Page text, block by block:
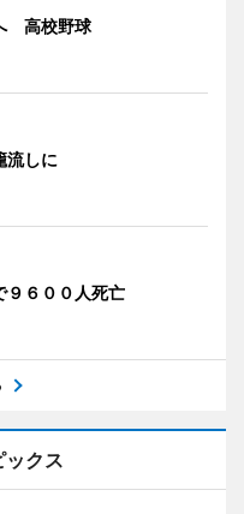
高校野球
流しに
９６００人死亡
ックス